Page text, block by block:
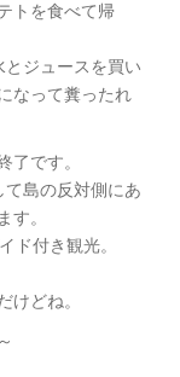
トを食べて帰
とジュースを買い
なって糞ったれ
です。
島の反対側にあ
す。
ド付き観光。
けどね。